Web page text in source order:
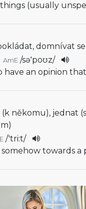
(usually
domnívat se
AmE /sə'poʊz/
have an opinion that
(k někomu), jednat
/'tri:t/
towards a